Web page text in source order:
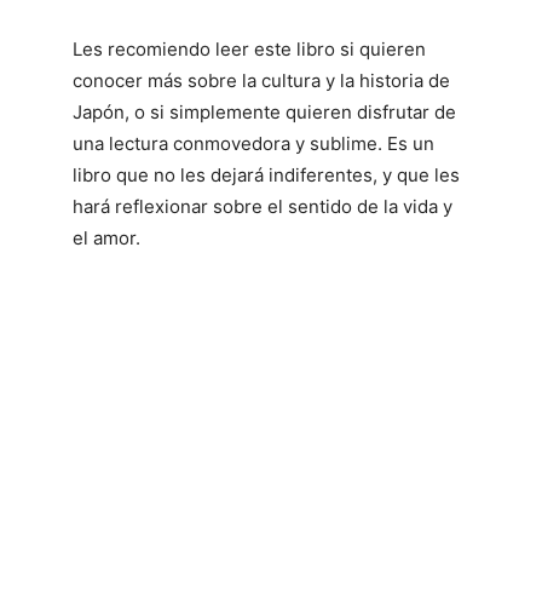
Les recomiendo leer este libro si quieren
conocer más sobre la cultura y la historia de
Japón, o si simplemente quieren disfrutar de
una lectura conmovedora y sublime. Es un
libro que no les dejará indiferentes, y que les
hará reflexionar sobre el sentido de la vida y
el amor.